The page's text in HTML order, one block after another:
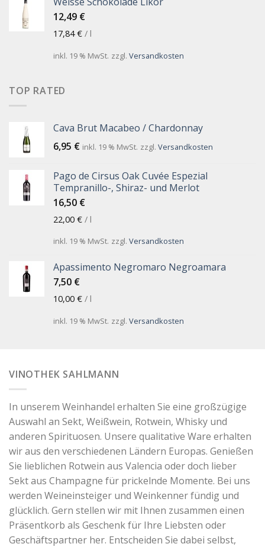
12,49 €
17,84€ / l
inkl. 19 % MwSt. zzgl. Versandkosten
TOP RATED
Cava Brut Macabeo / Chardonnay
6,95 € inkl. 19 % MwSt. zzgl. Versandkosten
Pago de Cirsus Oak Cuvée Espezial
Tempranillo-, Shiraz- und Merlot
16,50 €
22,00 € / l
inkl. 19 % MwSt. zzgl. Versandkosten
Apassimento Negromaro Negroamara
7,50 €
10,00 € / l
inkl. 19 % MwSt. zzgl. Versandkosten
VINOTHEK SAHLMANN
In unserem Weinhandel erhalten Sie eine großzügige
Auswahl an Sekt, Weißwein, Rotwein, Whisky und
anderen Spirituosen. Unsere qualitative Ware erhalten
wir aus den verschiedenen Ländern Europas. Genießen
Sie lieblichen Rotwein aus Valencia oder doch lieber
Sekt aus Champagne für prickelnde Momente. Bei uns
werden Weineinsteiger und Weinkenner fündig und
glücklich. Gern stellen wir mit Ihnen zusammen einen
Präsentkorb als Geschenk für Ihre Liebsten oder
Geschäftspartner her. Entscheiden Sie dabei selbst,